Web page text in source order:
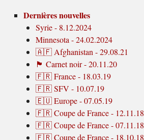
Dernières nouvelles
Syrie - 8.12.2024
Minnesota - 24.02.2024
🇦🇫 Afghanistan - 29.08.21
🏴 Carnet noir - 20.11.20
🇫🇷 France - 18.03.19
🇫🇷 SFV - 10.07.19
🇪🇺 Europe - 07.05.19
🇫🇷 Coupe de France - 12.11.18
🇫🇷 Coupe de France - 07.11.18
🇫🇷 Coupe de France - 18.10.18